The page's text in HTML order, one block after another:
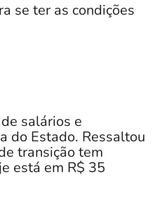
se ter as condições
salários e
do Estado. Ressaltou
transição tem
está em R$ 35